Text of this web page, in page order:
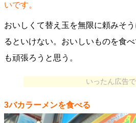
いです。
おいしくて替え玉を無限に頼みそ
るといけない。おいしいものを食
も頑張ろうと思う。
いったん広告
3バカラーメンを食べる